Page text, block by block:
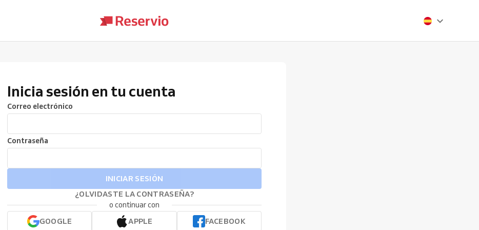
Inicia sesión en tu cuenta
Correo electrónico
Contraseña
INICIAR SESIÓN
¿OLVIDASTE LA CONTRASEÑA?
o continuar con
GOOGLE
APPLE FACEBOOK